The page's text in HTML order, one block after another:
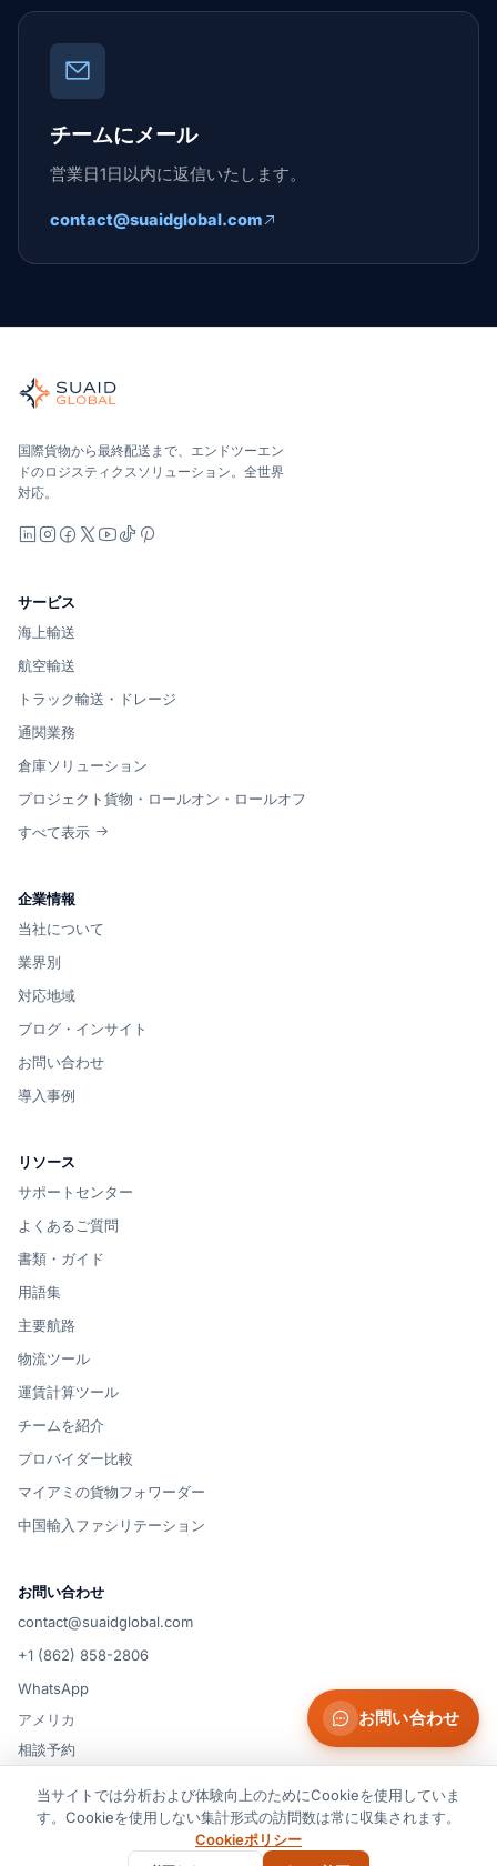
チームにメール
営業日1日以内に返信いたします。
contact@suaidglobal.com
世界の海、空、陸、税関、倉庫を担当する独立した貨物オー
海洋、空、地上 — キャリア中立で比較し、オールインで見
Suaid Global はキャリア容量を販売しません。各レーンは海
国際貨物から最終配送まで、エンドツーエン
ドのロジスティクスソリューション。全世界
対応。
LinkedIn
Instagram
Facebook
X YouTube
TikTok
サービス
海上輸送
航空輸送
トラック輸送・ドレージ
通関業務
倉庫ソリューション
プロジェクト貨物・ロールオン・ロールオフ
すべて表示
企業情報
当社について
業界別
対応地域
ブログ・インサイト
お問い合わせ
導入事例
リソース
サポートセンター
よくあるご質問
書類・ガイド
用語集
主要航路
物流ツール
運賃計算ツール
チームを紹介
プロバイダー比較
マイアミの貨物フォワーダー
中国輸入ファシリテーション
お問い合わせ
contact@suaidglobal.com
+1 (862) 858-2806
WhatsApp
アメリカ
相談予約
© 2026 Suaid LLC — 米国
プライバシーポリシークッキーポリシー
お問い合わせ
当サイトでは分析および体験向上のためにCookieを使用していま
す。Cookieを使用しない集計形式の訪問数は常に収集されます。
Cookieポリシー